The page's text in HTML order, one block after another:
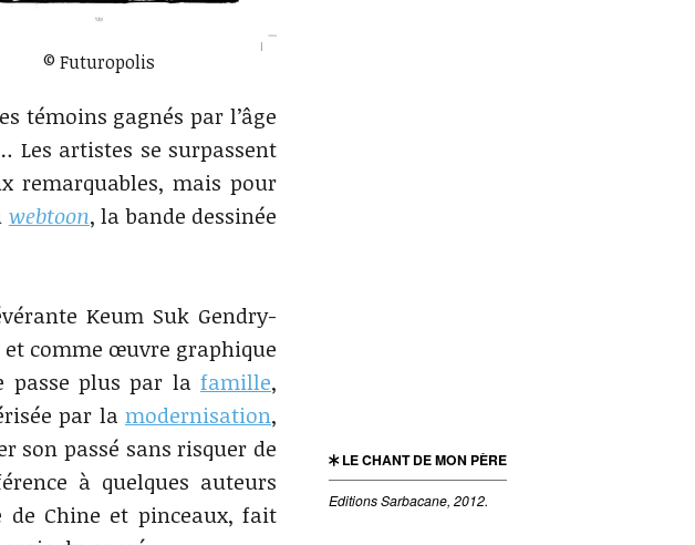
LE CHANT DE MON PÈRE
Editions Sarbacane, 2012.
© Futuropolis
témoins gagnés par l’âge
Les artistes se surpassent
remarquables, mais pour
webtoon, la bande dessinée
Keum Suk Gendry-
et comme œuvre graphique
passe plus par la famille,
par la modernisation,
son passé sans risquer de
à quelques auteurs
de Chine et pinceaux, fait